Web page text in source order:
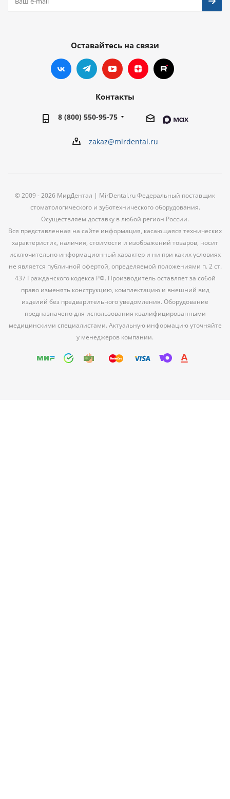
Оставайтесь на связи
Контакты
8 (800) 550-95-75
zakaz@mirdental.ru
© 2009 - 2026 МирДентал | MirDental.ru Федеральный поставщик
стоматологического и зуботехнического оборудования.
Осуществляем доставку в любой регион России.
Вся представленная на сайте информация, касающаяся технических
характеристик, наличия, стоимости и изображений товаров, носит
исключительно информационный характер и ни при каких условиях
не является публичной офертой, определяемой положениями п. 2 ст.
437 Гражданского кодекса РФ. Производитель оставляет за собой
право изменять конструкцию, комплектацию и внешний вид
изделий без предварительного уведомления. Оборудование
предназначено для использования квалифицированными
медицинскими специалистами. Актуальную информацию уточняйте
у менеджеров компании.